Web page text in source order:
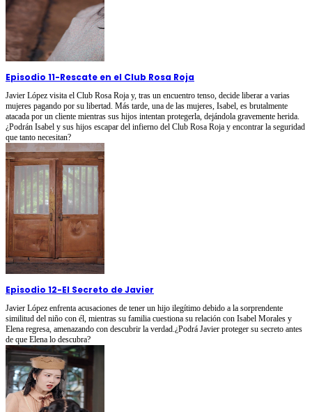
Episodio 11-Rescate en el Club Rosa Roja
Javier López visita el Club Rosa Roja y, tras un encuentro tenso, decide liberar a varias
mujeres pagando por su libertad. Más tarde, una de las mujeres, Isabel, es brutalmente
atacada por un cliente mientras sus hijos intentan protegerla, dejándola gravemente herida.
¿Podrán Isabel y sus hijos escapar del infierno del Club Rosa Roja y encontrar la seguridad
que tanto necesitan?
Episodio 12-El Secreto de Javier
Javier López enfrenta acusaciones de tener un hijo ilegítimo debido a la sorprendente
similitud del niño con él, mientras su familia cuestiona su relación con Isabel Morales y
Elena regresa, amenazando con descubrir la verdad.¿Podrá Javier proteger su secreto antes
de que Elena lo descubra?